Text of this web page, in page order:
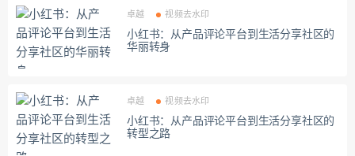
卓越 视频去水印
小红书：从产品评论平台到生活分享社区的
华丽转身
卓越 视频去水印
小红书：从产品评论平台到生活分享社区的
转型之路